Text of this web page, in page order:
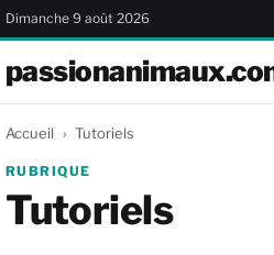
Dimanche 9 août 2026
Accueil Tutoriels
RUBRIQUE
Tutoriels